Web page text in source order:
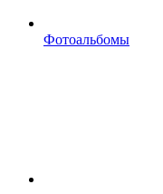
Фотоальбомы